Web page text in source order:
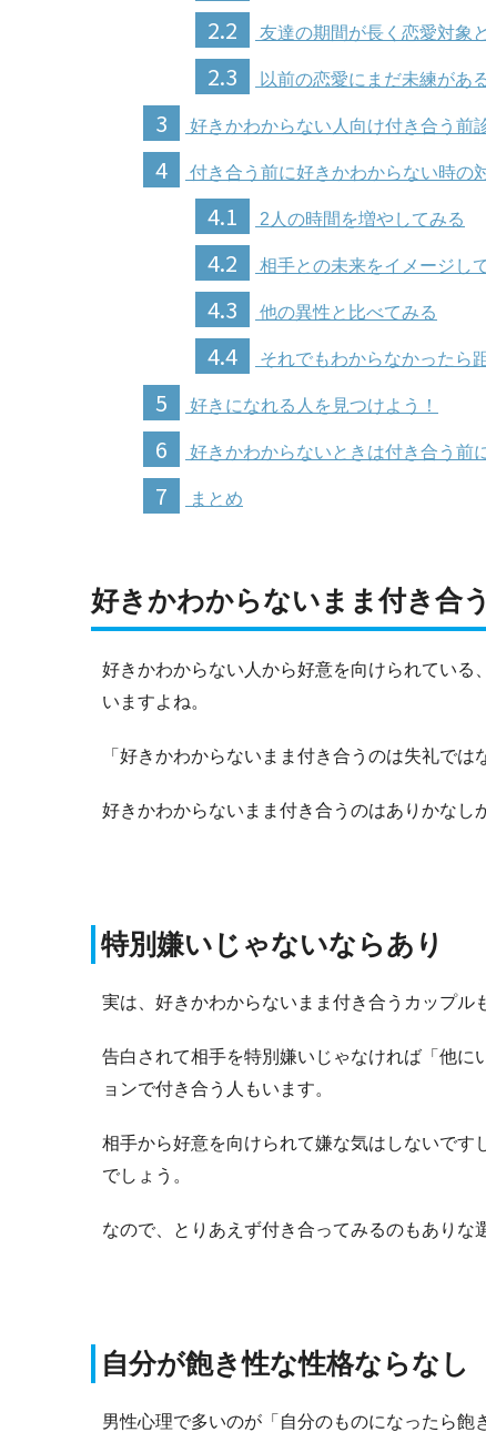
2.2 友達の期間が長く恋愛対象
2.3 以前の恋愛にまだ未練があ
3 好きかわからない人向け付き合う前
4 付き合う前に好きかわからない時の
4.1 2人の時間を増やしてみる
4.2 相手との未来をイメージし
4.3 他の異性と比べてみる
4.4 それでもわからなかったら
5 好きになれる人を見つけよう！
6 好きかわからないときは付き合う前
7 まとめ
好きかわからないまま付き合
好きかわからない人から好意を向けられてい
いますよね。
「好きかわからないまま付き合うのは失礼では
好きかわからないまま付き合うのはありかなし
特別嫌いじゃないならあり
実は、好きかわからないまま付き合うカップル
告白されて相手を特別嫌いじゃなければ「他
ョンで付き合う人もいます。
相手から好意を向けられて嫌な気はしないです
でしょう。
なので 、とりあえず付き合ってみるのもありな
自分が飽き性な性格ならなし
男性心理で多いのが「自分のものになったら飽